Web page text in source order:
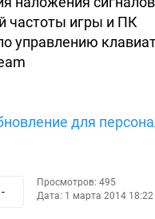
частоты игры и ПК
управлению
-
Просмотров: 495
Дата: 1 марта 2014 18:22